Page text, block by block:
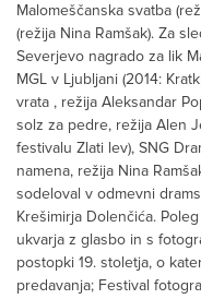
Malomeščanska svatba
(režija Nina Ramšak). Za
Severjevo nagrado za lik
MGL v Ljubljani (2014:
vrata , režija Aleksandar
solz za pedre, režija Alen
festivalu Zlati lev), SNG
namena, režija Nina
sodeloval v odmevni
Krešimirja Dolenčića.
ukvarja z glasbo in s
postopki 19. stoletja, o
predavanja; Festival